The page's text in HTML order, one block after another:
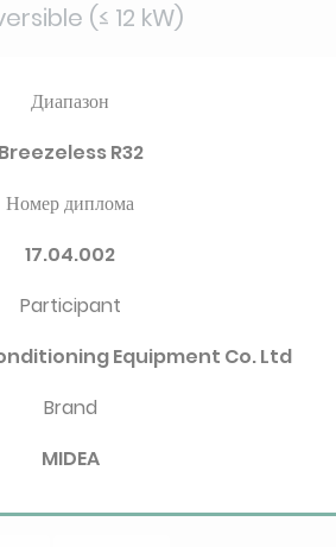
(≤ 12 kW)
Диапазон
Breezeless R32
Номер диплома
17.04.002
Participant
Equipment Co. Ltd
Brand
MIDEA